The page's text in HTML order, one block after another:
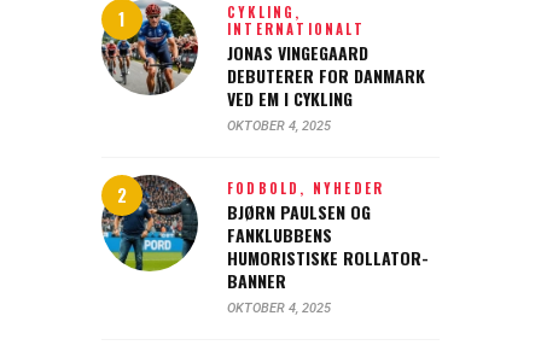
CYKLING,
INTERNATIONALT
JONAS VINGEGAARD
DEBUTERER FOR DANMARK
VED EM I CYKLING
OKTOBER 4, 2025
FODBOLD, NYHEDER
BJØRN PAULSEN OG
FANKLUBBENS
HUMORISTISKE ROLLATOR-
BANNER
OKTOBER 4, 2025